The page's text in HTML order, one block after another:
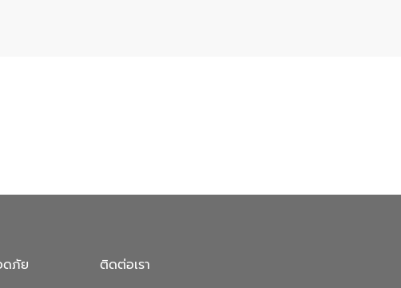
เศรษฐกิจและสิ่งแวดล้อมได้อย่างเป็นรูปธรรม
(อจน.) ในการร่วมวางรากฐานโครงสร้างพื้น
นไปตามมาตรฐานสากล
ดภัย ติดต่อเรา